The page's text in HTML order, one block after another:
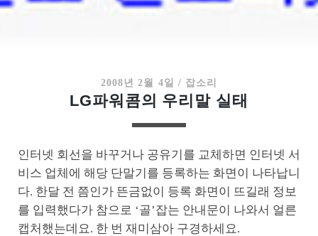
2008년 2월 4일 / 잡소리
LG파워콤의 우리말 실태
인터넷 회선을 바꾸거나 공유기를 교체하면 인터넷 서
비스 업체에 해당 단말기를 등록하는 화면이 나타납니
다. 한달 전 쯤인가 뜬금없이 등록 화면이 뜨길래 정보
를 입력했다가 참으로 ‘골’잡는 안내문이 나와서 얼른
캡처했는데요. 한 번 재미삼아 구경하세요.